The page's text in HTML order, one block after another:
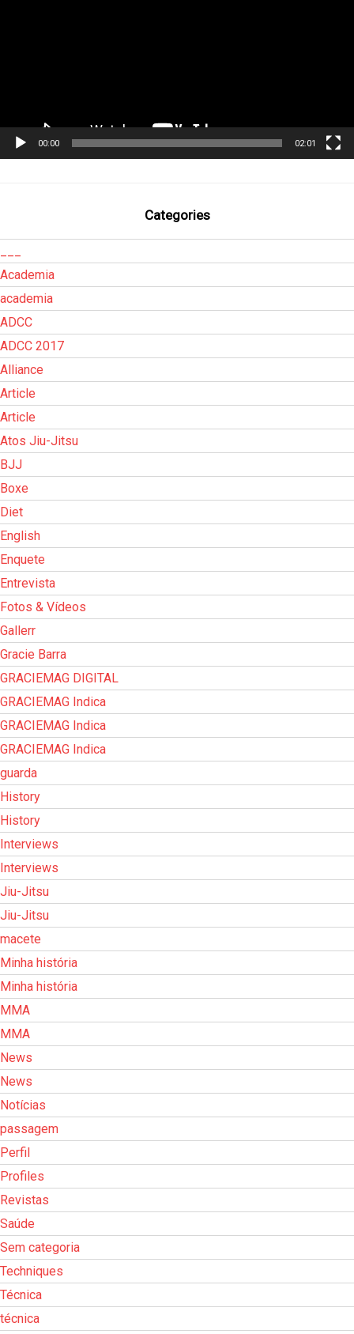
00:00 02:01
Categories
Academia
academia
ADCC
ADCC 2017
Alliance
Article
Article
Atos Jiu-Jitsu
BJJ
Boxe
Diet
English
Enquete
Entrevista
Fotos & Vídeos
Gallerr
Gracie Barra
GRACIEMAG DIGITAL
GRACIEMAG Indica
GRACIEMAG Indica
GRACIEMAG Indica
guarda
History
History
Interviews
Interviews
Jiu-Jitsu
Jiu-Jitsu
macete
Minha história
Minha história
MMA
MMA
News
News
Notícias
passagem
Perfil
Profiles
Revistas
Saúde
Sem categoria
Techniques
Técnica
técnica